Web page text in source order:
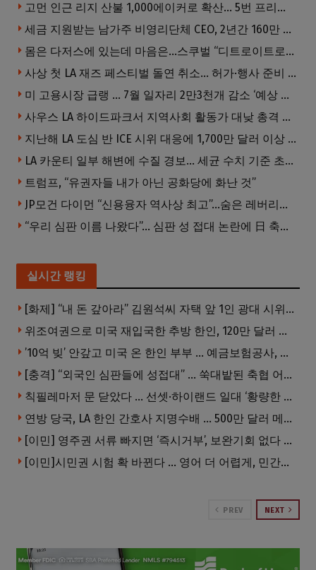
고먼 인근 리지 산불 1,000에이커로 확산… 5번 프리웨이 양방향 전면 폐쇄
세금 지원받는 남가주 비영리단체 CEO, 2년간 160만 달러 이상 받아… 미사용 휴가수당만 수십만 달러
몸은 다저스에 있는데 마음은…스쿠벌 “디트로이트로 돌아가고파”
사상 첫 LA 재즈 페스티벌 돌연 취소… 허가·행사 준비 문제로 일정 변경
미 고용시장 급랭 … 7월 일자리 2만3천개 감소 ‘예상 밖 쇼크’
사우스 LA 하이드파크서 지역사회 활동가 대낮 총격 사망… 용의자 도주
지난해 LA 도심 반 ICE 시위 대응에 1,700만 달러 이상 지출… LAPD, 대규모 시위 대비 강화 필요
LA 카운티 일부 해변에 수질 경보… 세균 수치 기준 초과, 입수 자제 당부
트럼프, “유권자들 내가 아닌 공화당에 화난 것”
JP모건 다이먼 “신용융자 역사상 최고”…숨은 레버리지 경고
“우리 심판 이름 나왔다”… 심판 성 접대 논란에 日 축구계 발칵
실시간 랭킹
[화제] “내 돈 갚아라” 김원석씨 자택 앞 1인 광대 시위 … 한인 투자사, “108만 달러 못받아”
위조여권으로 미국 재입국한 추방 한인, 120만 달러 은행 사기 행각
’10억 빚’ 안갚고 미국 온 한인 부부 … 예금보험공사, 미국서 소송
[충격] “외국인 심판들에 성접대” … 쑥대밭된 축협 어디까지 추락하나
칙필레마저 문 닫았다 … 선셋·하이랜드 일대 ‘황량한 거리’로
연방 당국, LA 한인 간호사 지명수배 … 500만 달러 메디캐어 사기, 선고 직전 한국 도주
[이민] 영주권 서류 빠지면 ‘즉시거부’, 보완기회 없다 … 이민심사 8월부터 확 바뀐다
[이민]시민권 시험 확 바뀐다 … 영어 더 어렵게, 민간시험 도입 추진
PREV NEXT